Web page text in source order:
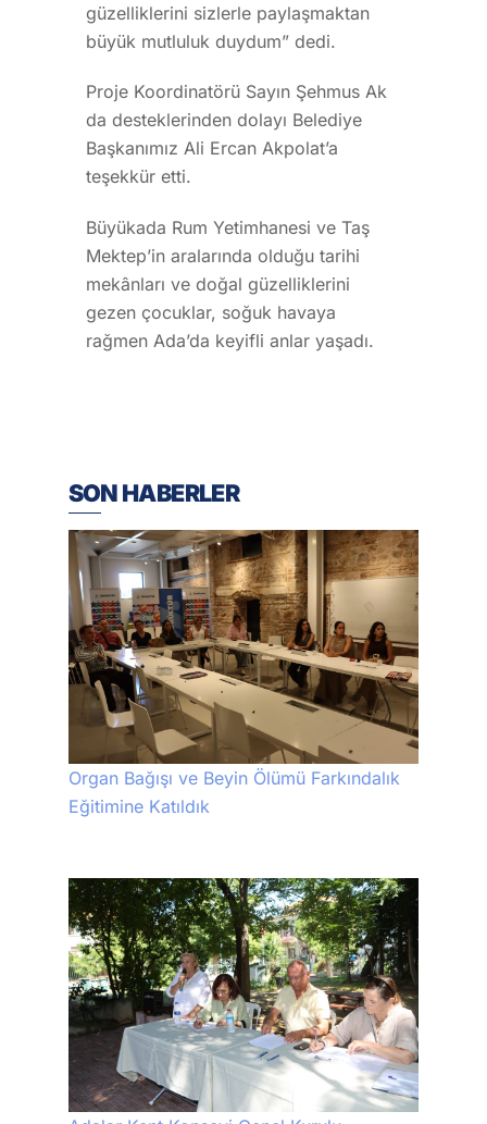
güzelliklerini sizlerle paylaşmaktan
büyük mutluluk duydum” dedi.
Proje Koordinatörü Sayın Şehmus Ak
da desteklerinden dolayı Belediye
Başkanımız Ali Ercan Akpolat’a
teşekkür etti.
Büyükada Rum Yetimhanesi ve Taş
Mektep’in aralarında olduğu tarihi
mekânları ve doğal güzelliklerini
gezen çocuklar, soğuk havaya
rağmen Ada’da keyifli anlar yaşadı.
SON HABERLER
Organ Bağışı ve Beyin Ölümü Farkındalık
Eğitimine Katıldık